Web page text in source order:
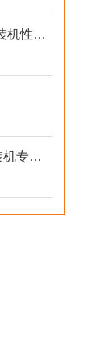
上海清易牌双室摆盖式真空包装机性价比高
坚果颗粒10-500g双室真空包装机专业定制